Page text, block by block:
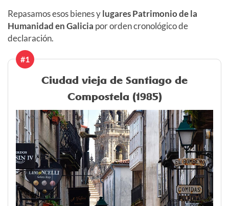
Repasamos esos bienes ylugaresPatrimonio de la
Humanidad en Galicia por orden cronológico de
declaración.
#1
Ciudad vieja de Santiago de
Compostela (1985)